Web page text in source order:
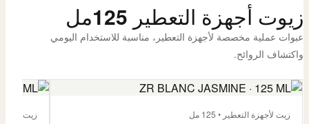
زيوت أجهزة التعطير 125مل
عبوات عملية مخصصة لأجهزة التعطير، مناسبة للاستخدام اليومي
واكتشاف الروائح.
زيت لأجهزة التعطير • 125 مل زيت لأجهزة